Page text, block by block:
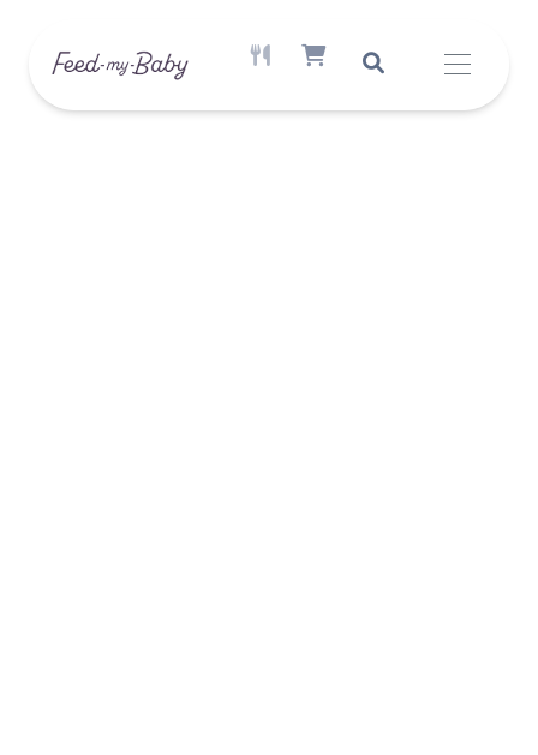
AKTIVE MAHLZEIT VERFÜGBAR
SHOPPING CART ITEM COUNT